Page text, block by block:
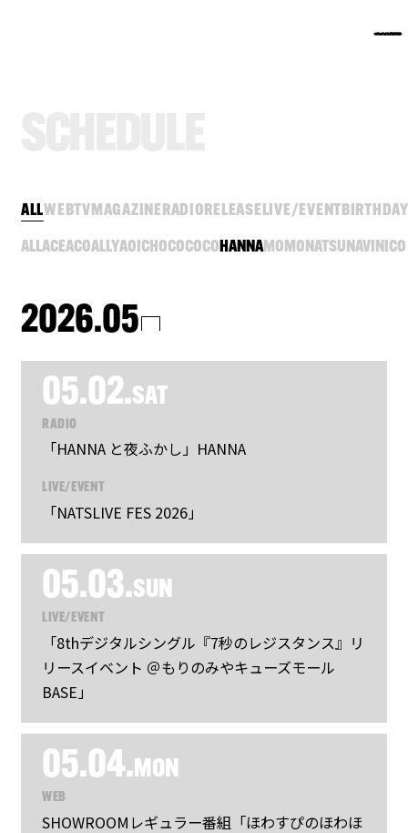
ALLACEACOALLYAOI CHOCOCOCO HANNAMOMO NATSU NAVI NICO
ALLWEBTVMAGAZINERADIORELEASELIVE/EVENTBIRTHDAY
2026.05
05.02.SAT
RADIO
「HANNA と夜ふかし」HANNA
LIVE/EVENT
「NATSLIVE FES 2026」
05.03.SUN
LIVE/EVENT
「8thデジタルシングル『7秒のレジスタンス』リ
リースイベント ＠もりのみやキューズモール
BASE」
05.04.MON
WEB
SHOWROOMレギュラー番組「ほわすぴのほわほ